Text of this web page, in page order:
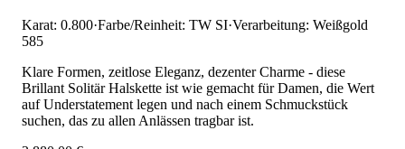
Karat: 0.800·Farbe/Reinheit: TW SI·Verarbeitung: Weißgold
585
Klare Formen, zeitlose Eleganz, dezenter Charme - diese
Brillant Solitär Halskette ist wie gemacht für Damen, die Wert
auf Understatement legen und nach einem Schmuckstück
suchen, das zu allen Anlässen tragbar ist.